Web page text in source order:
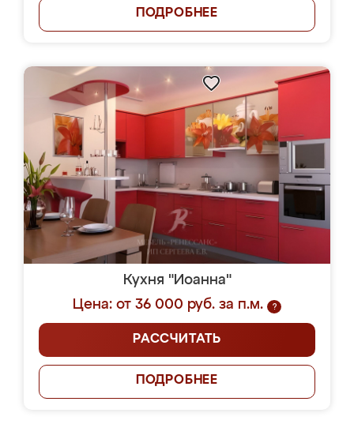
ПОДРОБНЕЕ
Кухня "Иоанна"
Цена: от 36 000 руб. за п.м.
?
РАССЧИТАТЬ
ПОДРОБНЕЕ